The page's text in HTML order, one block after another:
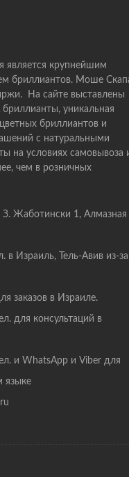
является крупнейшим
бриллиантов. Моше
На сайте выставлены
уникальная
бриллиантов и
с натуральными
на условиях самовывоза
чем в розничных
З. Жаботински 1, Алмазная
в Израиль, Тель-Авив из-за
заказов в Израиле.
для консультаций в
и WhatsApp и Viber для
языке